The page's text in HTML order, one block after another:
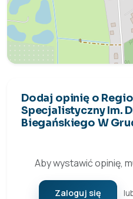
Dodaj opinię o
Specjalistyczny Im.
Biegańskiego W
Aby wystawić opinię,
Zaloguj się